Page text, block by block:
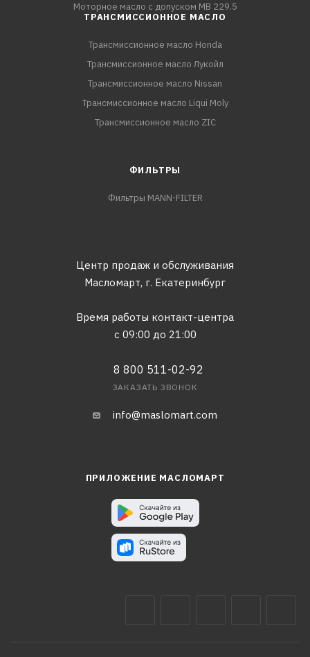
Моторное масло с допуском MB 229.5
ТРАНСМИССИОННОЕ МАСЛО
Трансмиссионное масло Honda
Трансмиссионное масло Лукойл
Трансмиссионное масло Nissan
Трансмиссионное масло Liqui Moly
Трансмиссионное масло ZIC
ФИЛЬТРЫ
Фильтры MANN-FILTER
Центр продаж и обслуживания
Масломарт, г. Екатеринбург
Время работы контакт-центра
с 09:00 до 21:00
8 800 511-02-92
ЗАКАЗАТЬ ЗВОНОК
info@maslomart.com
ПРИЛОЖЕНИЕ МАСЛОМАРТ